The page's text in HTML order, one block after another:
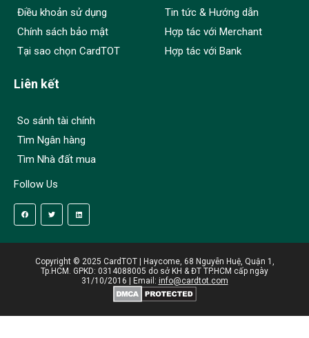
Điều khoản sử dụng
Chính sách bảo mật
Tại sao chọn CardTOT
Tin tức & Hướng dẫn
Hợp tác với Merchant
Hợp tác với Bank
Liên kết
So sánh tài chính
Tìm Ngân hàng
Tìm Nhà đất mua
Follow Us
Copyright © 2025 CardTOT | Haycome, 68 Nguyễn Huệ, Quận 1,
Tp.HCM. GPKD: 0314088005 do sở KH & ĐT TP.HCM cấp ngày
31/10/2016 | Email: info@cardtot.com